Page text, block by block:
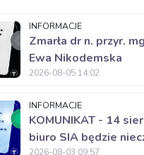
INFORMACJE
Zmarła dr n. przyr.
Ewa Nikodemska
2026-08-05 14:02
INFORMACJE
KOMUNIKAT - 14
biuro SIA będzie
2026-08-03 09:57